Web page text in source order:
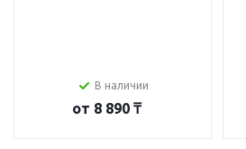
В наличии
от 8 890 ₸